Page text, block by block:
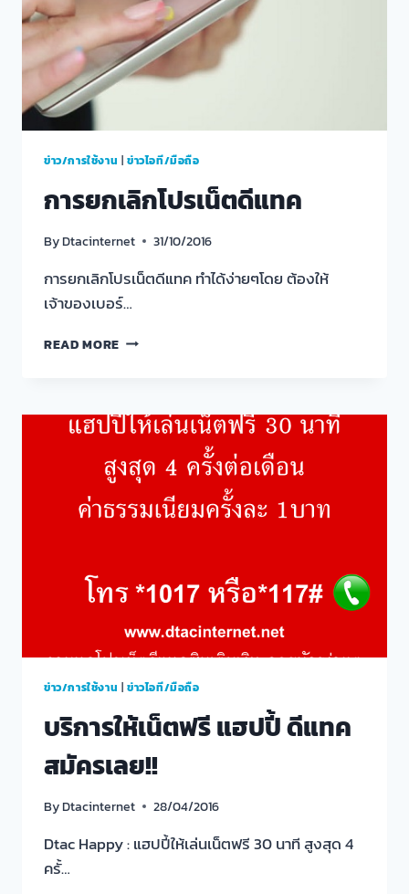
ข่าว/การใช้งาน | ข่าวไอที/มือถือ
การยกเลิกโปรเน็ตดีแทค
ByDtacinternet 31/10/2016
การยกเลิกโปรเน็ตดีแทค ทำได้ง่ายๆโดย ต้องให้
เจ้าของเบอร์…
READ MORE การ
ดี
แทค
ข่าว/การใช้งาน | ข่าวไอที/มือถือ
บริการให้เน็ตฟรี แฮปปี้ ดีแทค
สมัครเลย!!
ByDtacinternet 28/04/2016
Dtac Happy : แฮปปี้ให้เล่นเน็ตฟรี 30 นาที สูงสุด 4
ครั้…